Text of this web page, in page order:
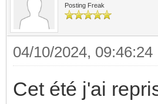
Posting Freak
04/10/2024, 09:46:24
Cet été j'ai